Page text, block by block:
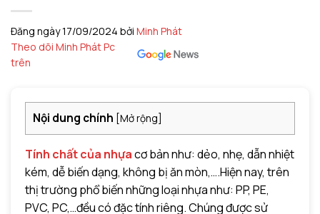
Đăng ngày17/09/2024 bởi Minh Phát
Theo dõi Minh Phát Pc
trên
Nội dung chính [Mở rộng]
Tính chất của nhựacơ bản như: dẻo, nhẹ, dẫn nhiệt
kém, dễ biến dạng, không bị ăn mòn,….Hiện nay, trên
thị trường phổ biến những loại nhựa như: PP, PE,
PVC, PC,…đều có đặc tính riêng. Chúng được sử